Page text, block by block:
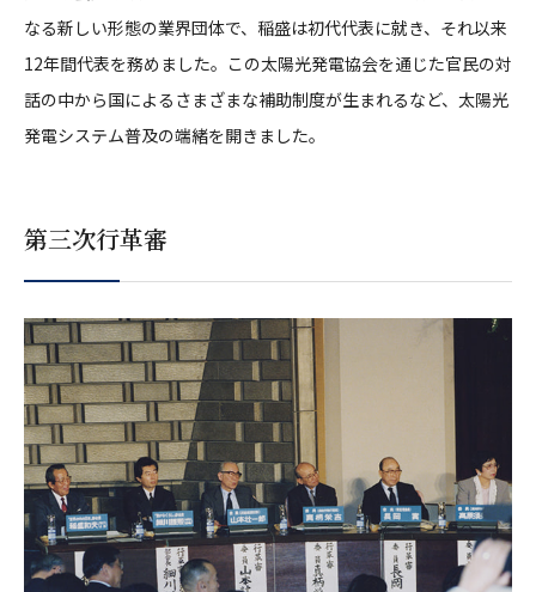
なる新しい形態の業界団体で、稲盛は初代代表に就き、それ以来
12年間代表を務めました。この太陽光発電協会を通じた官民の対
話の中から国によるさまざまな補助制度が生まれるなど、太陽光
発電システム普及の端緒を開きました。
第三次行革審